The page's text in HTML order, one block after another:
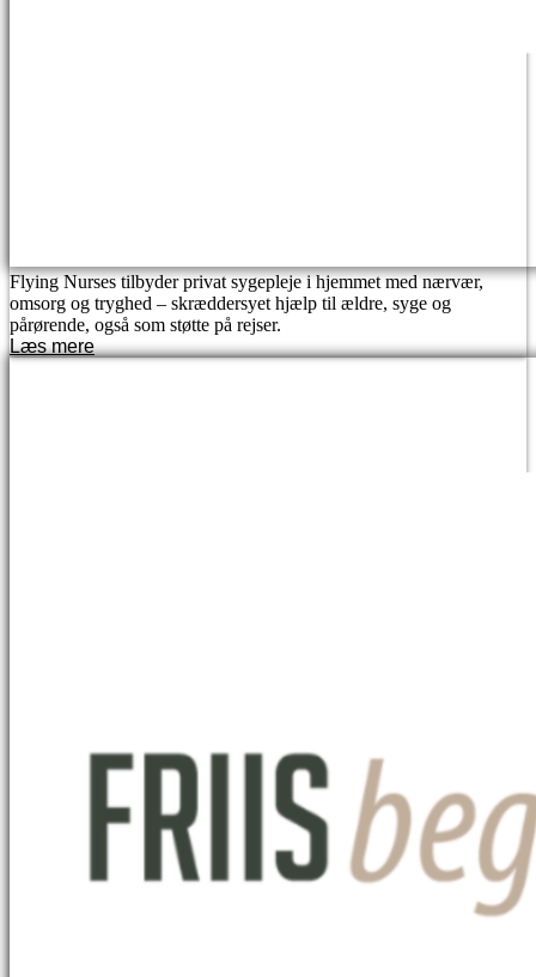
Flying Nurses tilbyder privat sygepleje i hjemmet med nærvær,
omsorg og tryghed – skræddersyet hjælp til ældre, syge og
pårørende, også som støtte på rejser.
Læs mere